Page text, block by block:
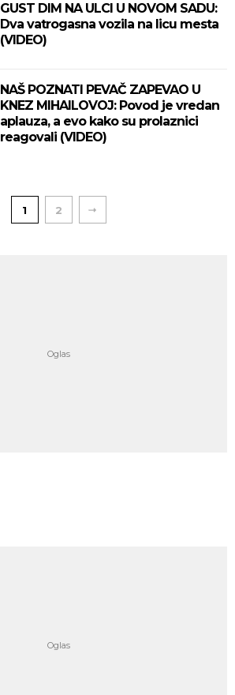
GUST DIM NA ULCI U NOVOM SADU:
Dva vatrogasna vozila na licu mesta
(VIDEO)
NAŠ POZNATI PEVAČ ZAPEVAO U
KNEZ MIHAILOVOJ: Povod je vredan
aplauza, a evo kako su prolaznici
reagovali (VIDEO)
1 2